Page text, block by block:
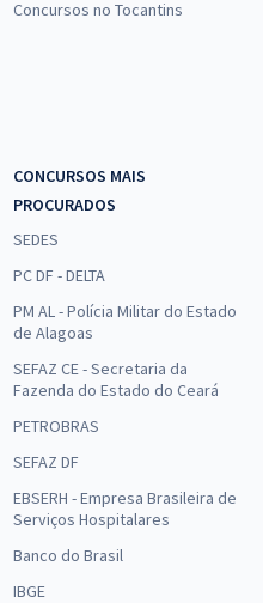
Concursos no Tocantins
CONCURSOS MAIS
PROCURADOS
SEDES
PC DF - DELTA
PM AL - Polícia Militar do Estado
de Alagoas
SEFAZ CE - Secretaria da
Fazenda do Estado do Ceará
PETROBRAS
SEFAZ DF
EBSERH - Empresa Brasileira de
Serviços Hospitalares
Banco do Brasil
IBGE